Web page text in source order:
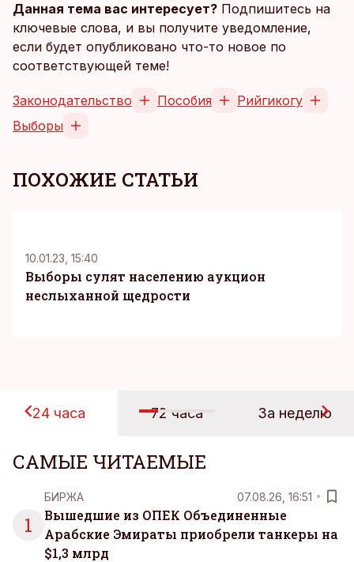
Данная тема вас интересует? Подпишитесь на
ключевые слова, и вы получите уведомление,
если будет опубликовано что-то новое по
соответствующей теме!
Законодательство Пособия
Рийгикогу
Выборы
ПОХОЖИЕ СТАТЬИ
10.01.23, 15:40
Выборы сулят населению аукцион
неслыханной щедрости
24 часа 72 часа За неделю
САМЫЕ ЧИТАЕМЫЕ
1
БИРЖА 07.08.26, 16:51
Вышедшие из ОПЕК Объединенные
Арабские Эмираты приобрели танкеры на
$1,3 млрд